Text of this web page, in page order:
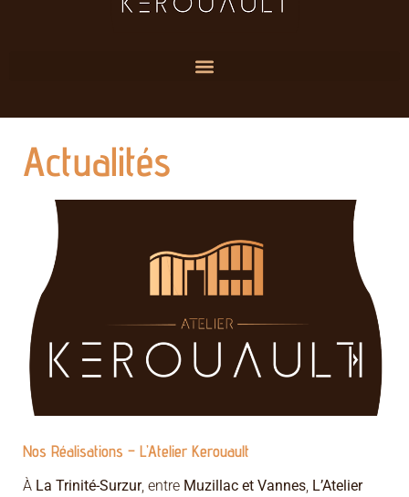
Actualités
Nos Réalisations – L’Atelier Kerouault
À La Trinité-Surzur, entre Muzillac et Vannes, L’Atelier